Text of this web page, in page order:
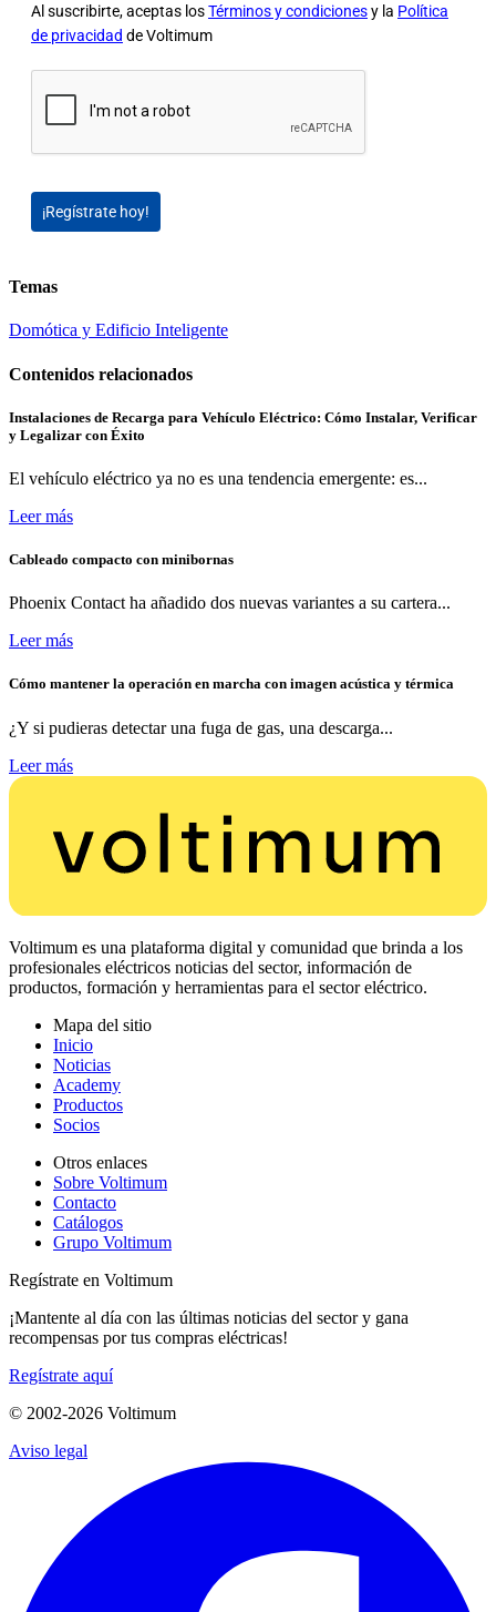
Al suscribirte, aceptas losTérminos y condicionesy la Política
de privacidad de Voltimum
¡Regístrate hoy!
Temas
Domótica y Edificio Inteligente
Contenidos relacionados
Instalaciones de Recarga para Vehículo Eléctrico: Cómo Instalar, Verificar
y Legalizar con Éxito
El vehículo eléctrico ya no es una tendencia emergente: es...
Leer más
Cableado compacto con minibornas
Phoenix Contact ha añadido dos nuevas variantes a su cartera...
Leer más
Cómo mantener la operación en marcha con imagen acústica y térmica
¿Y si pudieras detectar una fuga de gas, una descarga...
Leer más
Voltimum es una plataforma digital y comunidad que brinda a los
profesionales eléctricos noticias del sector, información de
productos, formación y herramientas para el sector eléctrico.
Mapa del sitio
Inicio
Noticias
Academy
Productos
Socios
Otros enlaces
Sobre Voltimum
Contacto
Catálogos
Grupo Voltimum
Regístrate en Voltimum
¡Mantente al día con las últimas noticias del sector y gana
recompensas por tus compras eléctricas!
Regístrate aquí
© 2002-2026 Voltimum
Aviso legal